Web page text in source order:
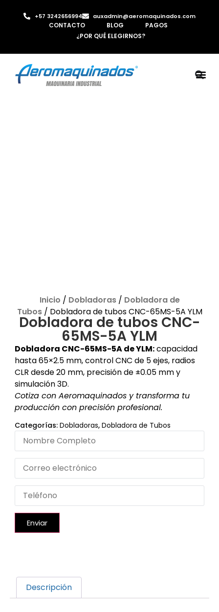
+57 3242656994 auxadmin@aeromaquinados.com
CONTACTO BLOG
PAGOS
¿POR QUÉ ELEGIRNOS?
Inicio / Dobladoras/ Dobladora de
Tubos/ Dobladora de tubos CNC-65MS-5A YLM
Dobladora de tubos CNC-
65MS-5A YLM
Dobladora CNC-65MS-5A de YLM:capacidad
hasta 65×2.5 mm, control CNC de 5 ejes, radios
CLR desde 20 mm, precisión de ±0.05 mm y
simulación 3D.
Cotiza con Aeromaquinados y transforma tu
producción con precisión profesional.
Categorías: Dobladoras, Dobladora de Tubos
Enviar
Descripción